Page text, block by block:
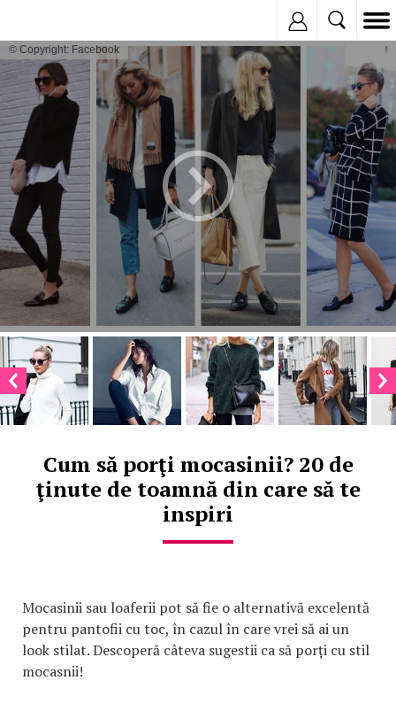
© Copyright: Facebook
Cum să porţi mocasinii? 20 de
ţinute de toamnă din care să te
inspiri
Mocasinii sau loaferii pot să fie o alternativă excelentă
pentru pantofii cu toc, în cazul în care vrei să ai un
look stilat. Descoperă câteva sugestii ca să porți cu stil
mocasnii!